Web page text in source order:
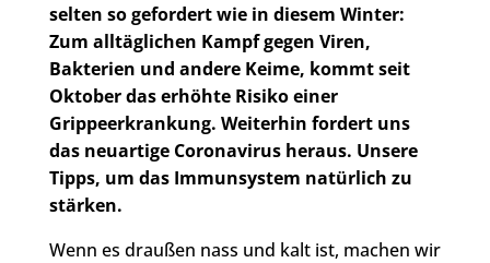
selten so gefordert wie in diesem Winter:
Zum alltäglichen Kampf gegen Viren,
Bakterien und andere Keime, kommt seit
Oktober das erhöhte Risiko einer
Grippeerkrankung. Weiterhin fordert uns
das neuartige Coronavirus heraus. Unsere
Tipps, um das Immunsystem natürlich zu
stärken.
Wenn es draußen nass und kalt ist, machen wir